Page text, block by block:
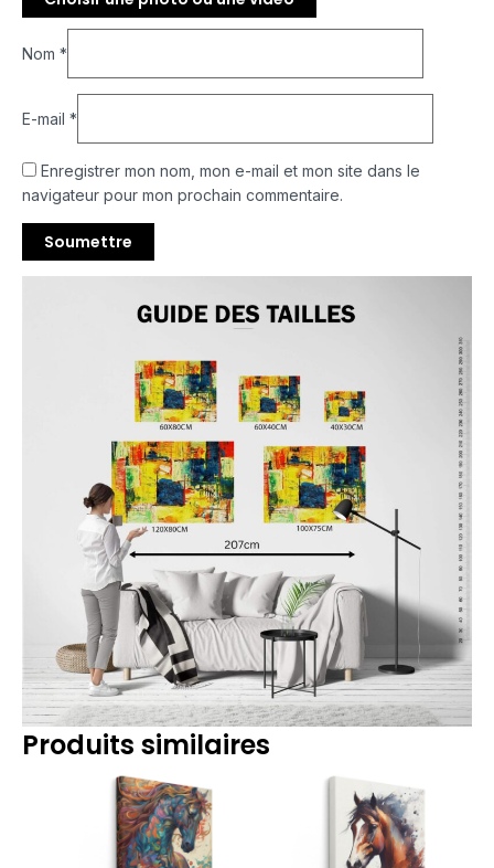
Nom *
E-mail *
Enregistrer mon nom, mon e-mail et mon site dans le
navigateur pour mon prochain commentaire.
Produits similaires
de
prix :
14.90€
à
219.90€
de
prix :
14.90€
à
219.90€